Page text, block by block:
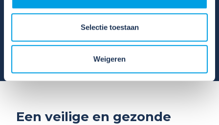
Selectie toestaan
Weigeren
arbocatalogus
Een veilige en gezonde